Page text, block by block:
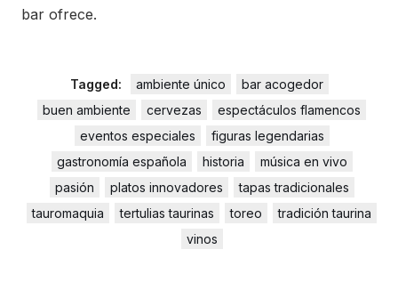
bar ofrece.
Tagged: ambiente único
bar acogedor
buen ambiente
cervezas
espectáculos flamencos
eventos especiales
figuras legendarias
gastronomía española
historia
música en vivo
pasión
platos innovadores
tapas tradicionales
tauromaquia
tertulias taurinas toreo
tradición taurina
vinos